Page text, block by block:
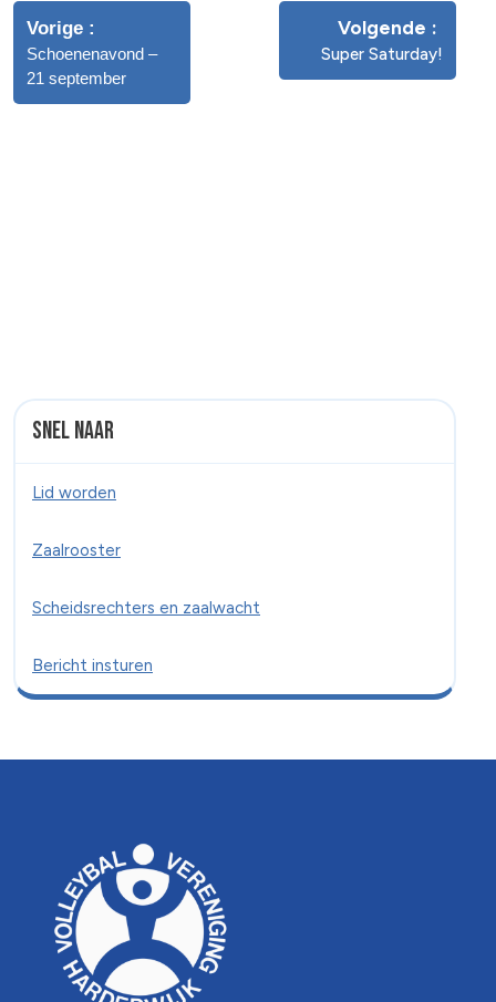
Vorige
Schoenenavond –
21 september
Volgende
Super Saturday!
Snel naar
Lid worden
Zaalrooster
Scheidsrechters en zaalwacht
Bericht insturen